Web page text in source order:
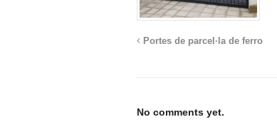
Portes de parcel·la de ferro
No comments yet.